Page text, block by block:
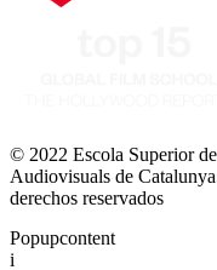
© 2022 Escola Superior
Audiovisuals de
derechos reservados
Popupcontent
i